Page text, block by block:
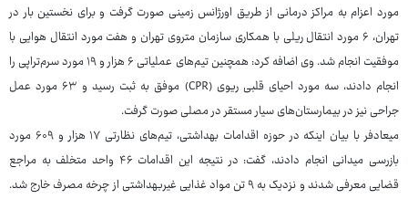
مورد اعزام به مراکز درمانی از طریق اورژانس زمینی صورت گرفت و برای نخستین بار در
تهران، ۶ مورد انتقال ریلی با همکاری سازمان متروی تهران و هفت مورد انتقال هوایی با
موفقیت انجام شد. وی اضافه کرد: همچنین تیم‌های عملیاتی ۶ هزار و ۱۹ مورد سرم‌تراپی را
انجام دادند، سه مورد احیای قلبی ریوی (CPR) موفق به ثبت رسید و ۶۳ مورد عمل
جراحی نیز در بیمارستان‌های سیار مستقر در مصلی صورت گرفت.
میعادفر با بیان اینکه در حوزه اقدامات بهداشتی، تیم‌های نظارتی ۱۷ هزار و ۶۰۹ مورد
بازرسی میدانی انجام دادند، گفت: در نتیجه این اقدامات ۴۶ واحد متخلف به مراجع
قضایی معرفی شدند و نزدیک به ۹ تن مواد غذایی غیربهداشتی از چرخه مصرف خارج شد.